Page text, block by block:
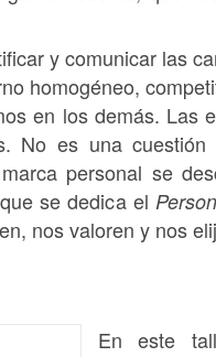
y comunicar las
homogéneo,
en los demás. Las
No es una
personal se
se dedica el
nos valoren y nos
En este